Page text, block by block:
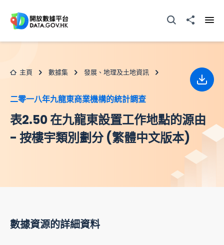
打開搜尋器分享至
主頁 數據集 發展、地理及土地資訊
二零一八年九龍東商業機構的統計調查
表2.50 在九龍東設置工作地點的源由
- 按樓宇類別劃分 (繁體中文版本)
下載
數據資源的詳細資料